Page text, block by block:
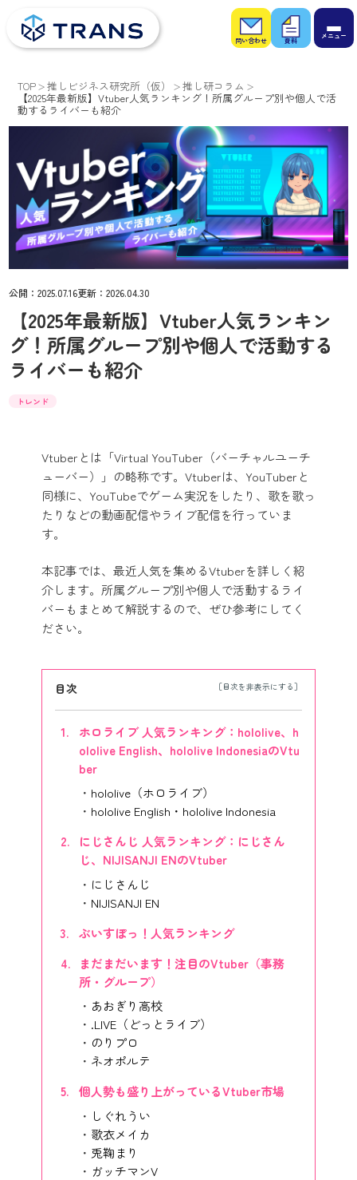
お問
い合
わせ
お役
立ち
資料
TOP 推しビジネス研究所（仮） 推し研コラム
【2025年最新版】Vtuber人気ランキング！所属グループ別や個人で活
動するライバーも紹介
公開：2025.07.16更新：2026.04.30
【2025年最新版】Vtuber人気ランキン
グ！所属グループ別や個人で活動する
ライバーも紹介
トレンド
Vtuberとは「Virtual YouTuber（バーチャルユーチ
ューバー）」の略称です。Vtuberは、YouTuberと
同様に、YouTubeでゲーム実況をしたり、歌を歌っ
たりなどの動画配信やライブ配信を行っていま
す。
本記事では、最近人気を集めるVtuberを詳しく紹
介します。所属グループ別や個人で活動するライ
バーもまとめて解説するので、ぜひ参考にしてく
ださい。
目次
ホロライブ 人気ランキング：hololive、h
ololive English、hololive IndonesiaのVtu
ber
hololive（ホロライブ）
hololive English・hololive Indonesia
にじさんじ 人気ランキング：にじさん
じ、NIJISANJI ENのVtuber
にじさんじ
NIJISANJI EN
ぶいすぽっ！人気ランキング
まだまだいます！注目のVtuber（事務
所・グループ）
あおぎり高校
.LIVE（どっとライブ）
のりプロ
ネオポルテ
個人勢も盛り上がっているVtuber市場
しぐれうい
歌衣メイカ
兎鞠まり
ガッチマンV